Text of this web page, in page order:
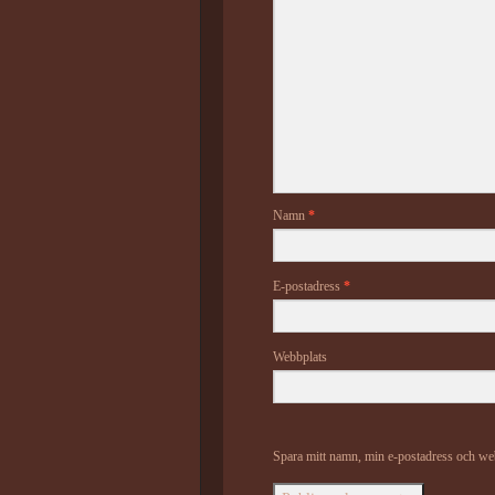
Namn *
E-postadress *
Webbplats
Spara mitt namn, min e-postadress och